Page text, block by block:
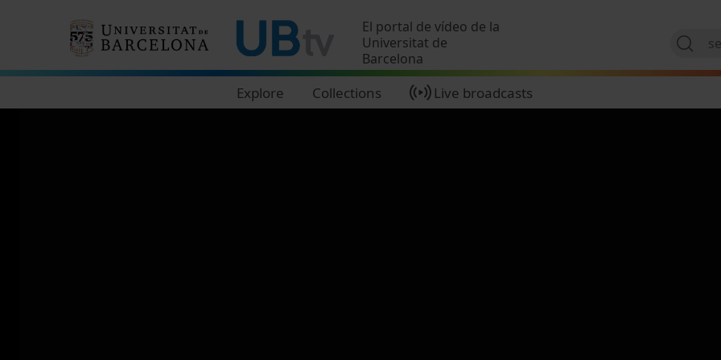
El portal de vídeo de la
Universitat de
Barcelona
Explore Collections Live broadcasts